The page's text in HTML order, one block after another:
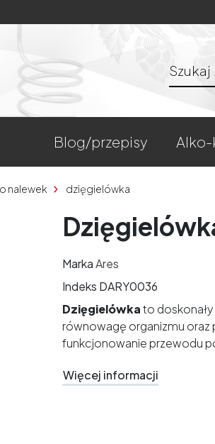
blog/przepisy
nalewek dzięgielówka
MarkaAres
Indeks DARY0036
Dzięgielówkato
równowagę organizmu oraz
funkcjonowanie przewodu
Więcej informacji